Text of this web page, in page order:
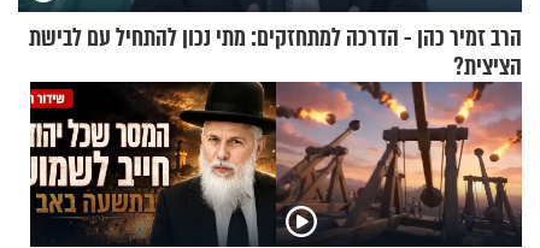
הרב זמיר כהן - הדרכה למתחזקים: מתי נכון להתחיל עם לבישת
הציצית?